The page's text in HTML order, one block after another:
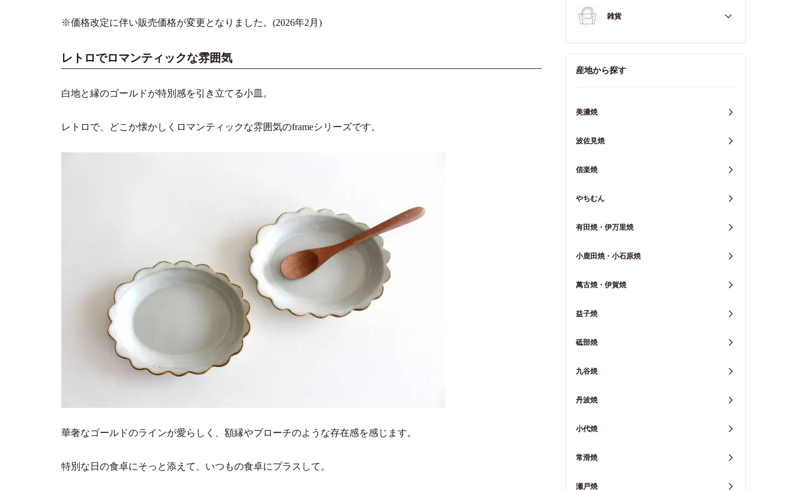
※価格改定に伴い販売価格が変更となりました。(2026年2月)
レトロでロマンティックな雰囲気
白地と縁のゴールドが特別感を引き立てる小皿。
レトロで、どこか懐かしくロマンティックな雰囲気のframeシリーズです。
華奢なゴールドのラインが愛らしく、額縁やブローチのような存在感を感じます。
特別な日の食卓にそっと添えて、いつもの食卓にプラスして。
すべて
キッチン用品
重箱・弁当箱
雑貨
すべて
産地から探す
美濃焼
波佐見焼
信楽焼
やちむん
有田焼・伊万里焼
小鹿田焼・小石原焼
萬古焼・伊賀焼
益子焼
砥部焼
九谷焼
丹波焼
小代焼
常滑焼
瀬戸焼